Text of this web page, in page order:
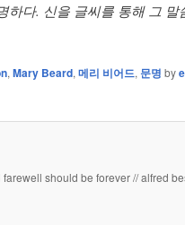
하다. 신을 글씨를 통해 그 말
, Mary Beard, 메리 비어드, 문명 by
should be forever // alfred